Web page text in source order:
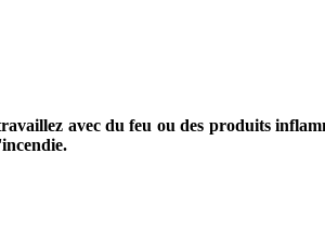
avec du feu ou des produits